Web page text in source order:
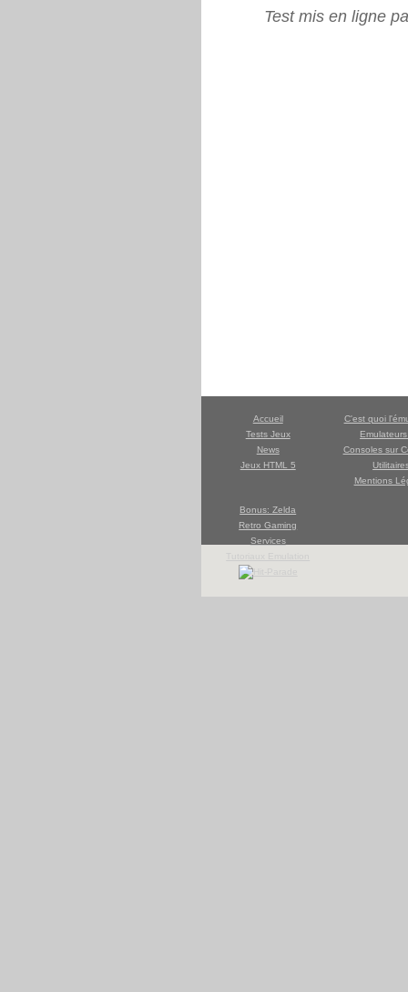
Test mis en ligne
Accueil
Tests Jeux
News
Jeux HTML 5
C'est quoi
Consoles sur
Mentions
Bonus: Zelda
Retro Gaming
Services